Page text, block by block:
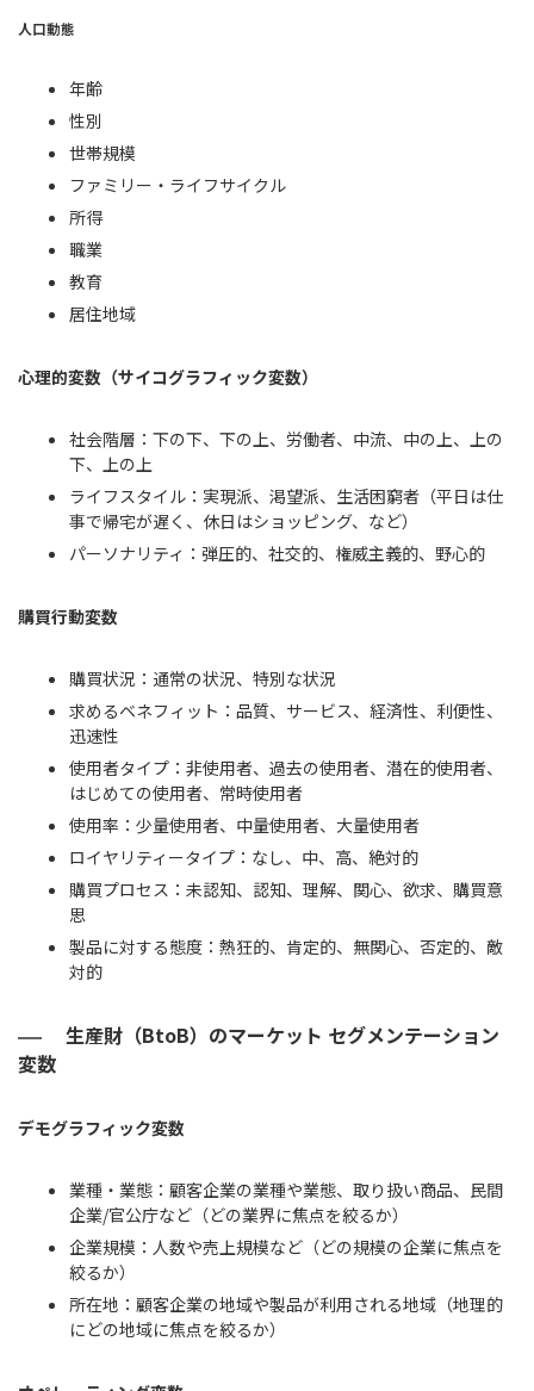
人口動態
年齢
性別
世帯規模
ファミリー・ライフサイクル
所得
職業
教育
居住地域
心理的変数（サイコグラフィック変数）
社会階層：下の下、下の上、労働者、中流、中の上、上の
下、上の上
ライフスタイル：実現派、渇望派、生活困窮者（平日は仕
事で帰宅が遅く、休日はショッピング、など）
パーソナリティ：弾圧的、社交的、権威主義的、野心的
購買行動変数
購買状況：通常の状況、特別な状況
求めるベネフィット：品質、サービス、経済性、利便性、
迅速性
使用者タイプ：非使用者、過去の使用者、潜在的使用者、
はじめての使用者、常時使用者
使用率：少量使用者、中量使用者、大量使用者
ロイヤリティータイプ：なし、中、高、絶対的
購買プロセス：未認知、認知、理解、関心、欲求、購買意
思
製品に対する態度：熱狂的、肯定的、無関心、否定的、敵
対的
生産財（BtoB）のマーケット セグメンテーション
変数
デモグラフィック変数
業種・業態：顧客企業の業種や業態、取り扱い商品、民間
企業/官公庁など（どの業界に焦点を絞るか）
企業規模：人数や売上規模など（どの規模の企業に焦点を
絞るか）
所在地：顧客企業の地域や製品が利用される地域（地理的
にどの地域に焦点を絞るか）